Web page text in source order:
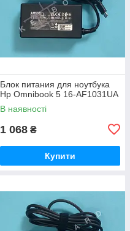
Блок питания для ноутбука
Hp Omnibook 5 16-AF1031UA
В наявності
1 068 ₴
Купити